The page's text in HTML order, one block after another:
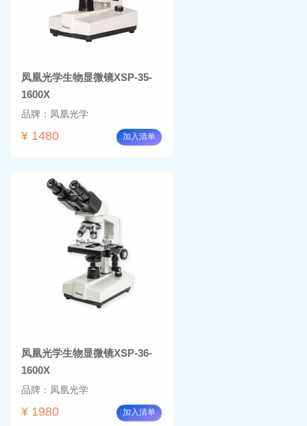
凤凰光学生物显微镜XSP-35-
1600X
品牌：凤凰光学
¥ 1480 加入清单
凤凰光学生物显微镜XSP-36-
1600X
品牌：凤凰光学
¥ 1980 加入清单